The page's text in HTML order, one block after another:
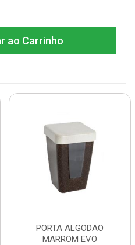
ao Carrinho
PORTA ALGODAO
MARROM EVO